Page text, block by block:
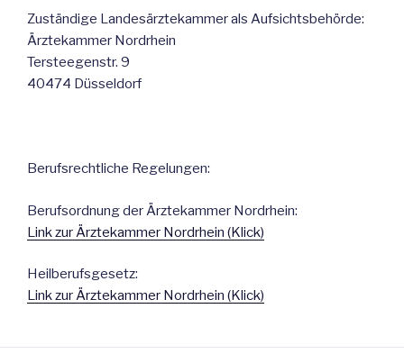
Zuständige Landesärztekammer als Aufsichtsbehörde:
Ärztekammer Nordrhein
Tersteegenstr. 9
40474 Düsseldorf
Berufsrechtliche Regelungen:
Berufsordnung der Ärztekammer Nordrhein:
Link zur Ärztekammer Nordrhein (Klick)
Heilberufsgesetz:
Link zur Ärztekammer Nordrhein (Klick)